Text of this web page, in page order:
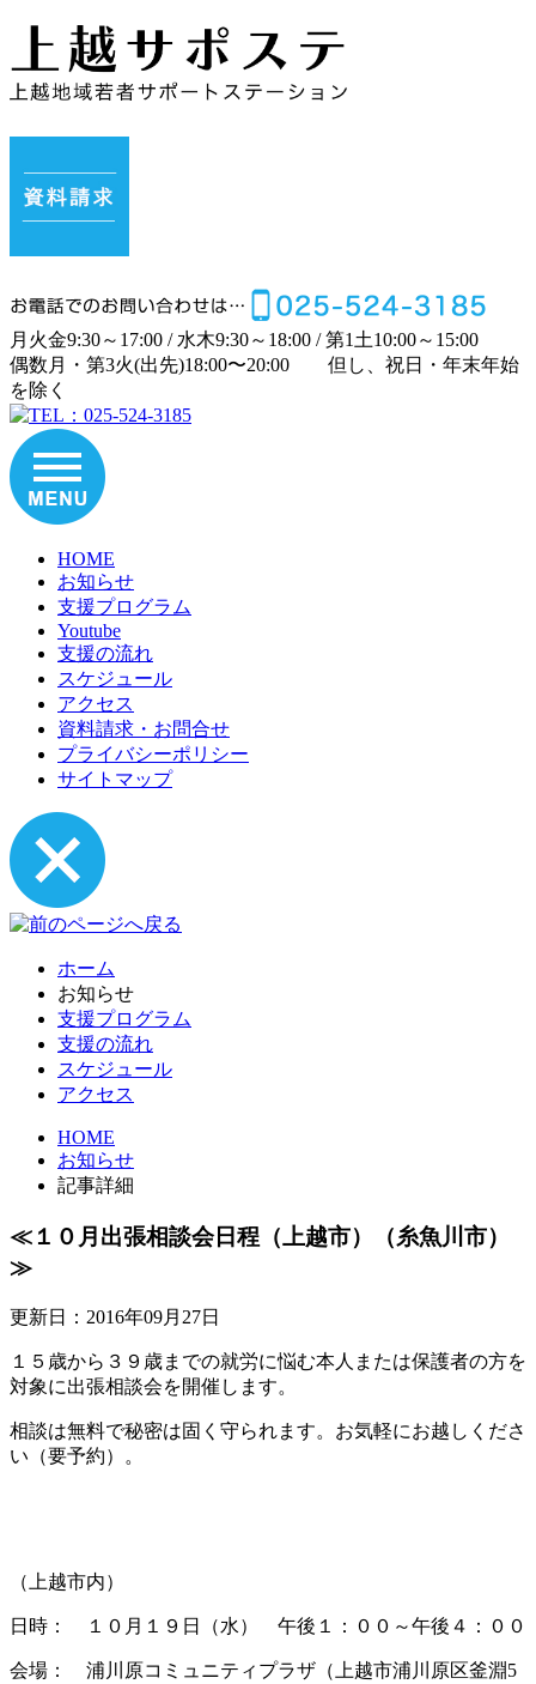
月 火金9:30～17:00 / 水木9:30～18:00 /第1土10:00～15:00
偶数月・第3火(出先)18:00〜20:00 但し、祝日・年末年始
を除く
HOME
お知らせ
支援プログラム
Youtube
支援の流れ
スケジュール
アクセス
資料請求・お問合せ
プライバシーポリシー
サイトマップ
ホーム
お知らせ
支援プログラム
支援の流れ
スケジュール
アクセス
HOME
お知らせ
記事詳細
≪１０月出張相談会日程（上越市）（糸魚川市）
≫
更新日：2016年09月27日
１５歳から３９歳までの就労に悩む本人または保護者の方を
対象に出張相談会を開催します。
相談は無料で秘密は固く守られます。お気軽にお越しくださ
い（要予約）。
（上越市内）
日時： １０月１９日（水） 午後１：００～午後４：００
会場： 浦川原コミュニティプラザ（上越市浦川原区釜淵5